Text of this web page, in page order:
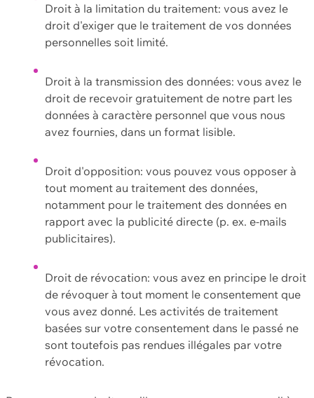
Droit à la limitation du traitement: vous avez le
droit d'exiger que le traitement de vos données
personnelles soit limité.
Droit à la transmission des données: vous avez le
droit de recevoir gratuitement de notre part les
données à caractère personnel que vous nous
avez fournies, dans un format lisible.
Droit d'opposition: vous pouvez vous opposer à
tout moment au traitement des données,
notamment pour le traitement des données en
rapport avec la publicité directe (p. ex. e-mails
publicitaires).
Droit de révocation: vous avez en principe le droit
de révoquer à tout moment le consentement que
vous avez donné. Les activités de traitement
basées sur votre consentement dans le passé ne
sont toutefois pas rendues illégales par votre
révocation.